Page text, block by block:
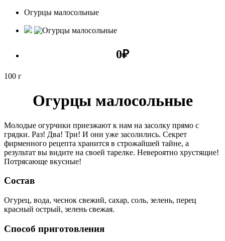
Огурцы малосольные
0₽
100 г
Огурцы малосольные
Молодые огурчики приезжают к нам на засолку прямо с
грядки. Раз! Два! Три! И они уже засолились. Секрет
фирменного рецепта хранится в строжайшей тайне, а
результат вы видите на своей тарелке. Невероятно хрустящие!
Потрясающе вкусные!
Состав
Огурец, вода, чеснок свежий, сахар, соль, зелень, перец
красный острый, зелень свежая.
Способ приготовления